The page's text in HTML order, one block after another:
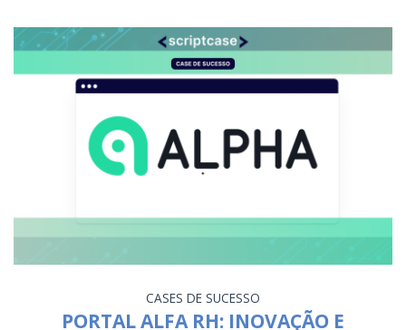
CASES DE SUCESSO
PORTAL ALFA RH: INOVAÇÃO E